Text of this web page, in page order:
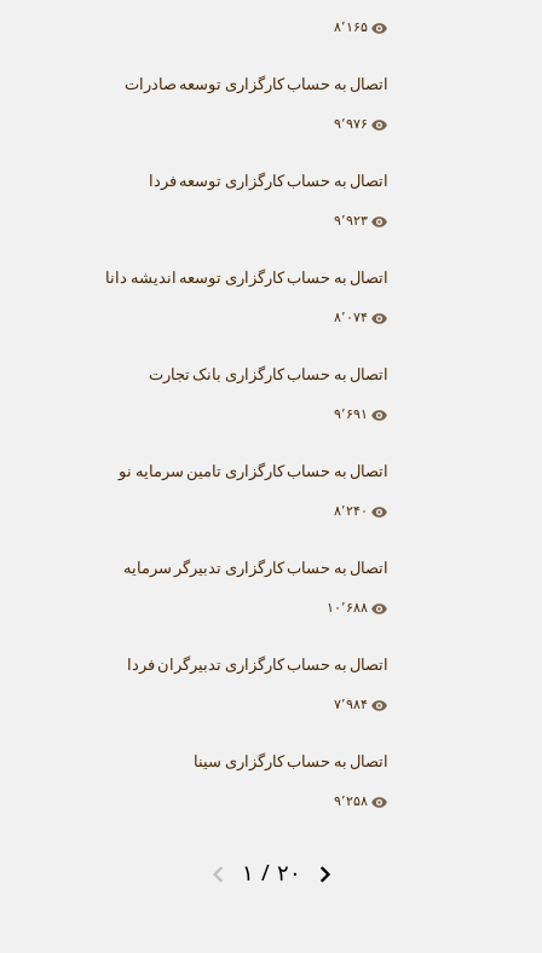
۸٬۱۶۵
اتصال به حساب کارگزاری توسعه صادرات
۹٬۹۷۶
اتصال به حساب کارگزاری توسعه فردا
۹٬۹۲۳
اتصال به حساب کارگزاری توسعه اندیشه دانا
۸٬۰۷۴
اتصال به حساب کارگزاری بانک تجارت
۹٬۶۹۱
اتصال به حساب کارگزاری تامین سرمایه نو
۸٬۲۴۰
اتصال به حساب کارگزاری تدبیرگر سرمایه
۱۰٬۶۸۸
اتصال به حساب کارگزاری تدبیرگران فردا
۷٬۹۸۴
اتصال به حساب کارگزاری سینا
۹٬۲۵۸
۱ / ۲۰